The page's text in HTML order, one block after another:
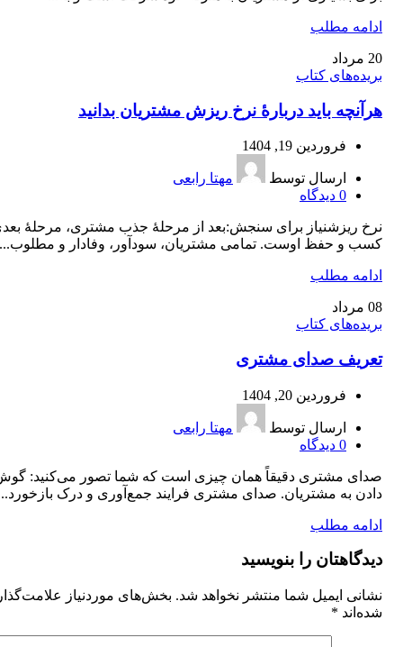
ادامه مطلب
20 مرداد
بریده‌های کتاب
هرآنچه باید دربارۀ نرخ ریزش مشتریان بدانید
فروردین 19, 1404
ارسال توسط
مهتا رابعی
0 دیدگاه
نرخ ریزشنیاز برای سنجش:بعد از مرحلۀ جذب مشتری، مرحلۀ
کسب و حفظ اوست. تمامی مشتریان، سودآور، وفادار و مطلوب...
ادامه مطلب
08 مرداد
بریده‌های کتاب
تعریف صدای مشتری
فروردین 20, 1404
ارسال توسط
مهتا رابعی
0 دیدگاه
صدای مشتری دقیقاً همان چیزی است که شما تصور می‌کنید:
دادن به مشتریان. صدای مشتری فرایند جمع‌آوری و درک
ادامه مطلب
دیدگاهتان را بنویسید
نشانی ایمیل شما منتشر نخواهد شد. بخش‌های موردنیاز
شده‌اند *